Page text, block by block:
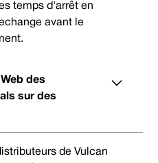
temps d'arrêt en
avant le
des
sur des
de Vulcan